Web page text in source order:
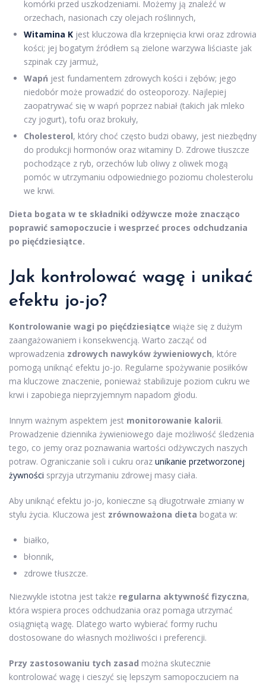
komórki przed uszkodzeniami. Możemy ją znaleźć w
orzechach, nasionach czy olejach roślinnych,
Witamina K jest kluczowa dla krzepnięcia krwi oraz zdrowia
kości; jej bogatym źródłem są zielone warzywa liściaste jak
szpinak czy jarmuż,
Wapń jest fundamentem zdrowych kości i zębów; jego
niedobór może prowadzić do osteoporozy. Najlepiej
zaopatrywać się w wapń poprzez nabiał (takich jak mleko
czy jogurt), tofu oraz brokuły,
Cholesterol, który choć często budzi obawy, jest niezbędny
do produkcji hormonów oraz witaminy D. Zdrowe tłuszcze
pochodzące z ryb, orzechów lub oliwy z oliwek mogą
pomóc w utrzymaniu odpowiedniego poziomu cholesterolu
we krwi.
Dieta bogata w te składniki odżywcze może znacząco
poprawić samopoczucie i wesprzeć proces odchudzania
po pięćdziesiątce.
Jak kontrolować wagę i unikać
efektu jo-jo?
Kontrolowanie wagi po pięćdziesiątce wiąże się z dużym
zaangażowaniem i konsekwencją. Warto zacząć od
wprowadzenia zdrowych nawyków żywieniowych, które
pomogą uniknąć efektu jo-jo. Regularne spożywanie posiłków
ma kluczowe znaczenie, ponieważ stabilizuje poziom cukru we
krwi i zapobiega nieprzyjemnym napadom głodu.
Innym ważnym aspektem jest monitorowanie kalorii.
Prowadzenie dziennika żywieniowego daje możliwość śledzenia
tego, co jemy oraz poznawania wartości odżywczych naszych
potraw. Ograniczanie soli i cukru oraz unikanie przetworzonej
żywności sprzyja utrzymaniu zdrowej masy ciała.
Aby uniknąć efektu jo-jo, konieczne są długotrwałe zmiany w
stylu życia. Kluczowa jest zrównoważona dieta bogata w:
białko,
błonnik,
zdrowe tłuszcze.
Niezwykle istotna jest także regularna aktywność fizyczna,
która wspiera proces odchudzania oraz pomaga utrzymać
osiągniętą wagę. Dlatego warto wybierać formy ruchu
dostosowane do własnych możliwości i preferencji.
Przy zastosowaniu tych zasad można skutecznie
kontrolować wagę i cieszyć się lepszym samopoczuciem na